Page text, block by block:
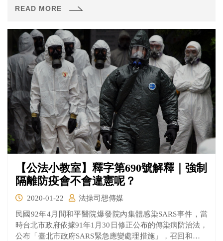
者負責回收、清除工作。 一、不易清除、處理。 二、含長
再利用之價值。 前項物品或其包裝、容器及其應負回收、
清除、處理責任之業者範圍，由中央主管機關公告之。
READ MORE
【公法小教室】釋字第690號解釋｜強制
隔離防疫會不會違憲呢？
2020-01-22
法操司想傳媒
民國92年4月間和平醫院爆發院內集體感染SARS事件，當
時台北市政府依據91年1月30日修正公布的傳染病防治法，
公布「臺北市政府SARS緊急應變處理措施」，召回和平醫